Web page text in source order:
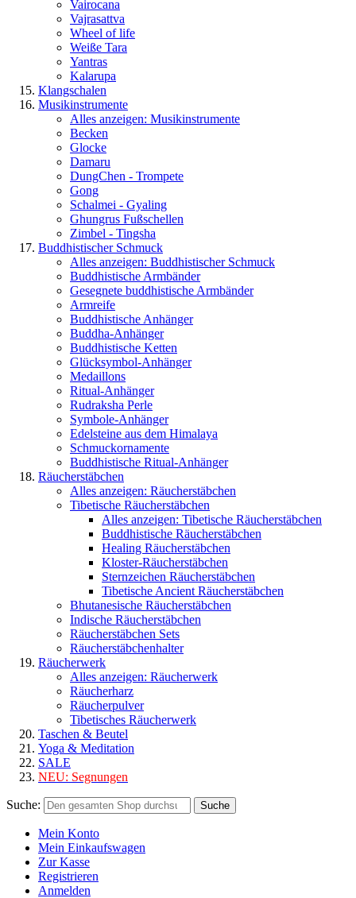
Vairocana
Vajrasattva
Wheel of life
Weiße Tara
Yantras
Kalarupa
Klangschalen
Musikinstrumente
Alles anzeigen: Musikinstrumente
Becken
Glocke
Damaru
DungChen - Trompete
Gong
Schalmei - Gyaling
Ghungrus Fußschellen
Zimbel - Tingsha
Buddhistischer Schmuck
Alles anzeigen: Buddhistischer Schmuck
Buddhistische Armbänder
Gesegnete buddhistische Armbänder
Armreife
Buddhistische Anhänger
Buddha-Anhänger
Buddhistische Ketten
Glücksymbol-Anhänger
Medaillons
Ritual-Anhänger
Rudraksha Perle
Symbole-Anhänger
Edelsteine aus dem Himalaya
Schmuckornamente
Buddhistische Ritual-Anhänger
Räucherstäbchen
Alles anzeigen: Räucherstäbchen
Tibetische Räucherstäbchen
Alles anzeigen: Tibetische Räucherstäbchen
Buddhistische Räucherstäbchen
Healing Räucherstäbchen
Kloster-Räucherstäbchen
Sternzeichen Räucherstäbchen
Tibetische Ancient Räucherstäbchen
Bhutanesische Räucherstäbchen
Indische Räucherstäbchen
Räucherstäbchen Sets
Räucherstäbchenhalter
Räucherwerk
Alles anzeigen: Räucherwerk
Räucherharz
Räucherpulver
Tibetisches Räucherwerk
Taschen & Beutel
Yoga & Meditation
SALE
NEU: Segnungen
Suche: Suche
Mein Konto
Mein Einkaufswagen
Zur Kasse
Registrieren
Anmelden